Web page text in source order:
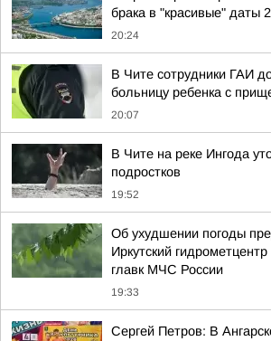
брака в "красивые" даты
20:24
В Чите сотрудники ГАИ
больницу ребенка с
20:07
В Чите на реке Ингода
подростков
19:52
Об ухудшении погоды
Иркутский
главк МЧС России
19:33
Сергей Петров: В